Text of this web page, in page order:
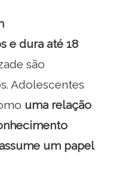
e dura até 18
são
Adolescentes
uma relação
um papel